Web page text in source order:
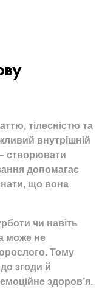
тілесністю та
внутрішній
створювати
допомагає
що вона
чи навіть
може не
Тому
згоди й
здоров’я.